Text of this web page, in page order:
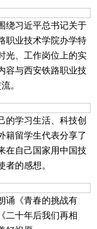
习近平总书记关于
职业技术学院办学特
光、工作岗位上的实
容与西安铁路职业技
。
学习生活、科技创
籍留学生代表分享了
在自己国家用中国技
的感想。
《青春的挑战有
二十年后我们再相